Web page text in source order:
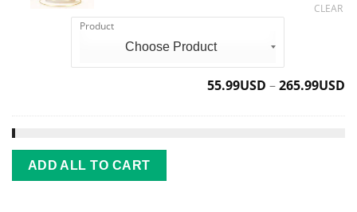
tự
nhiên
Product
CLEAR
55.99USD –265.99USD
ADD ALL TO CART